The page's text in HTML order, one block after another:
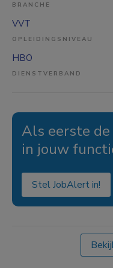
BRANCHE
VVT
OPLEIDINGSNIVEAU
HBO
DIENSTVERBAND
Als eerste
in jouw
Stel JobAlert in!